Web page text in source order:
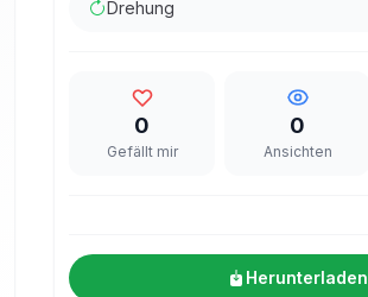
Drehung
0
Gefällt mir
0
Ansichten
Herunterladen